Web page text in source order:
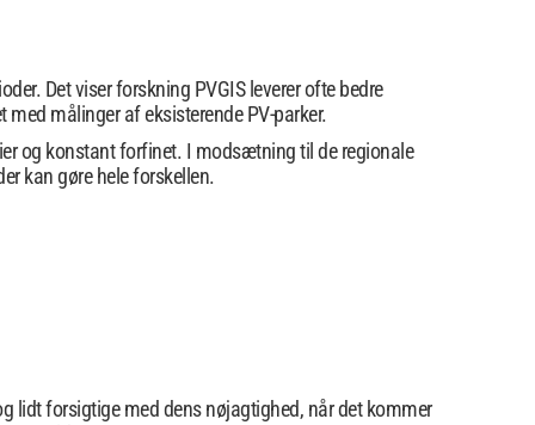
Det viser forskning PVGIS leverer ofte bedre
målinger af eksisterende PV-parker.
og konstant forfinet. I modsætning til de regionale
kan gøre hele forskellen.
lidt forsigtige med dens nøjagtighed, når det kommer